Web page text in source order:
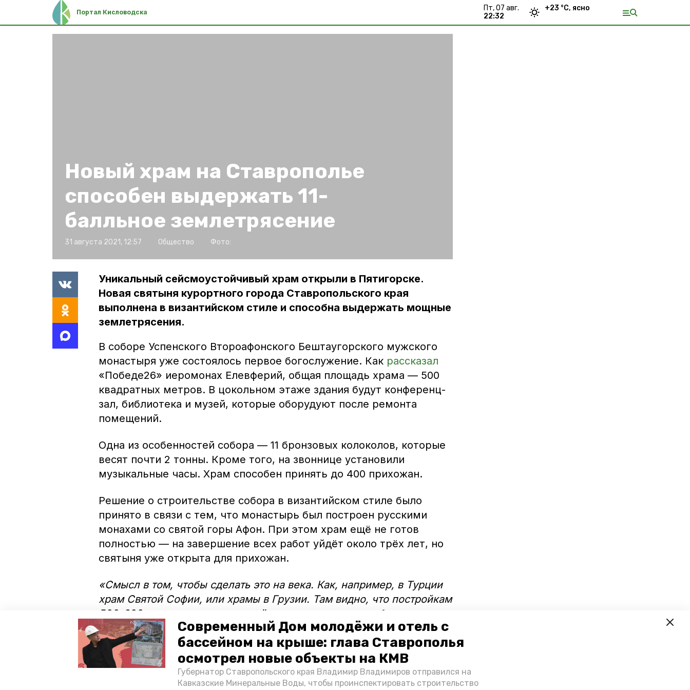
Современный Дом молодёжи и отель с
бассейном на крыше: глава Ставрополья
осмотрел новые объекты на КМВ
Губернатор Ставропольского края Владимир Владимиров отправился на
Кавказские Минеральные Воды, чтобы проинспектировать строительство
Портал Кисловодска
пт, 07 авг.
22:32
+23 °С, ясно
Новый храм на Ставрополье
способен выдержать 11-
балльное землетрясение
31 августа 2021, 12:57 Общество Фото:
Уникальный сейсмоустойчивый храм открыли в Пятигорске.
Новая святыня курортного города Ставропольского края
выполнена в византийском стиле и способна выдержать мощные
землетрясения.
В соборе Успенского Второафонского Бештаугорского мужского
монастыря уже состоялось первое богослужение. Как рассказал
«Победе26» иеромонах Елевферий, общая площадь храма — 500
квадратных метров. В цокольном этаже здания будут конференц-
зал, библиотека и музей, которые оборудуют после ремонта
помещений.
Одна из особенностей собора — 11 бронзовых колоколов, которые
весят почти 2 тонны. Кроме того, на звоннице установили
музыкальные часы. Храм способен принять до 400 прихожан.
Решение о строительстве собора в византийском стиле было
принято в связи с тем, что монастырь был построен русскими
монахами со святой горы Афон. При этом храм ещё не готов
полностью — на завершение всех работ уйдёт около трёх лет, но
святыня уже открыта для прихожан.
«Смысл в том, чтобы сделать это на века. Как, например, в Турции
храм Святой Софии, или храмы в Грузии. Там видно, что постройкам
500-600 лет, а величие их остаётся до сих пор», — добавил отец
Елевферий.
Фото: Алексей Дегтёв